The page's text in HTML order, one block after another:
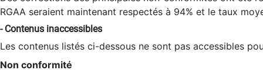
RGAA seraient maintenant respectés à 94% et le taux
- Contenus inaccessibles
Les contenus listés ci-dessous ne sont pas accessibles
Non conformité